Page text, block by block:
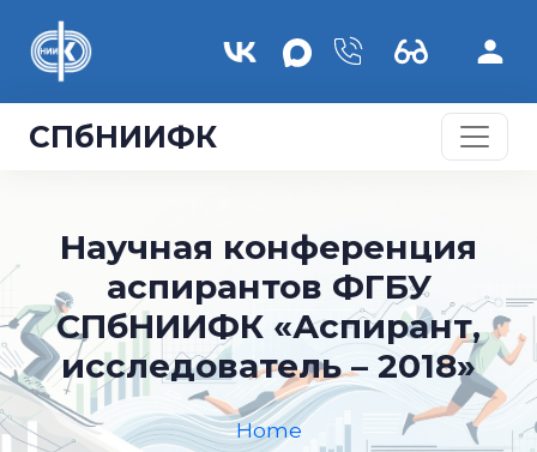
СПбНИИФК
Научная конференция
аспирантов ФГБУ
СПбНИИФК «Аспирант,
исследователь – 2018»
Home